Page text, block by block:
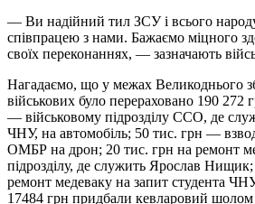
— Ви надійний тил ЗСУ і всього
співпрацею з нами. Бажаємо міцного
своїх переконаннях, — зазначають
Нагадаємо, що у межах Великоднього
військових було перераховано 190 272
— військовому підрозділу ССО, де
ЧНУ, на автомобіль; 50 тис. грн —
ОМБР на дрон; 20 тис. грн на ремонт
підрозділу, де служить Ярослав Нищик
ремонт медеваку на запит студента
17484 грн придбали кевларовий шолом